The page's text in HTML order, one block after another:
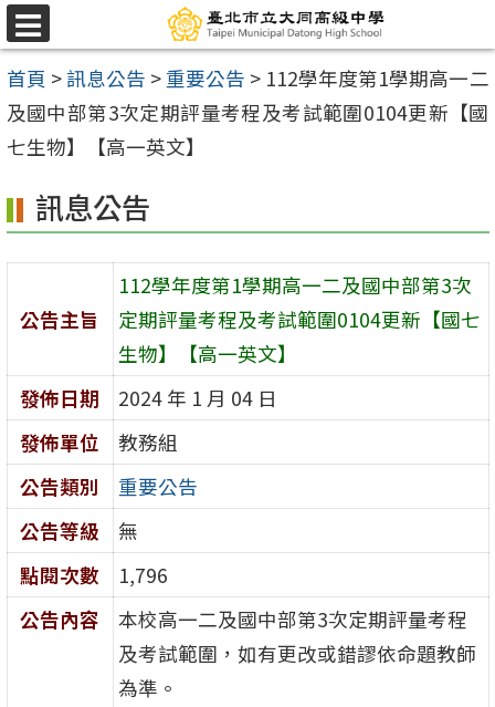
跳
至
主
要
內
區
選
單
首頁 >訊息公告 > 重要公告 > 112學年度第1學期高一二
及國中部第3次定期評量考程及考試範圍0104更新【國
七生物】【高一英文】
訊息公告
公告主旨
112學年度第1學期高一二及國中部第3次
定期評量考程及考試範圍0104更新【國七
生物】【高一英文】
發佈日期
2024 年 1 月 04 日
發佈單位
教務組
公告類別
重要公告
公告等級
無
點閱次數
1,796
公告內容
本校高一二及國中部第3次定期評量考程
及考試範圍，如有更改或錯謬依命題教師
為準。